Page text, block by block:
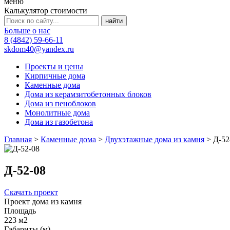
Калькулятор стоимости
Больше о нас
8 (4842) 59-66-11
skdom40@yandex.ru
Проекты и цены
Кирпичные дома
Каменные дома
Дома из керамзитобетонных блоков
Дома из пеноблоков
Монолитные дома
Дома из газобетона
Главная > Каменные дома > Двухэтажные дома из камня > Д-
Д-52-08
Скачать проект
Проект дома из камня
Площадь
223 м2